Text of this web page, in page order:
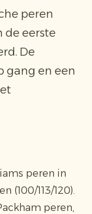
peren
de eerste
De
gang en een
peren in
(100/113/120).
peren,